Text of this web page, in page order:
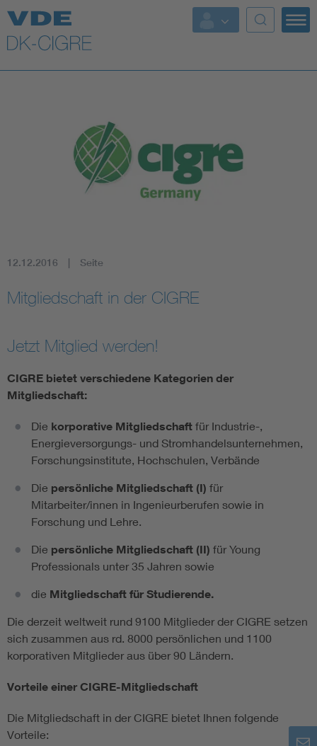
Top Themen
Fokusthemen
AI & Digital Trust
Standards
Weitere Themen
12.12.2016 Seite
Mitgliedschaft in der CIGRE
Jetzt Mitglied werden!
CIGRE bietet verschiedene Kategorien der
Mitgliedschaft:
Die korporative Mitgliedschaft für Industrie-,
Energieversorgungs- und Stromhandelsunternehmen,
Forschungsinstitute, Hochschulen, Verbände
Die persönliche Mitgliedschaft (I) für
Mitarbeiter/innen in Ingenieurberufen sowie in
Forschung und Lehre.
Die persönliche Mitgliedschaft (II) für Young
Professionals unter 35 Jahren sowie
die Mitgliedschaft für Studierende.
Die derzeit weltweit rund 9100 Mitglieder der CIGRE setzen
sich zusammen aus rd. 8000 persönlichen und 1100
korporativen Mitglieder aus über 90 Ländern.
Vorteile einer CIGRE-Mitgliedschaft
Die Mitgliedschaft in der CIGRE bietet Ihnen folgende
Vorteile: